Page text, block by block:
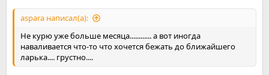
aspara написал(а):
Не курю уже больше месяца............ а вот иногда
наваливается что-то что хочется бежать до ближайшего
ларька.... грустно....